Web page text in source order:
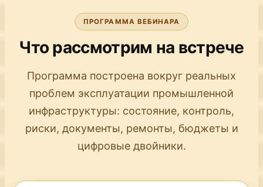
ПРОГРАММА ВЕБИНАРА
Что рассмотрим на встрече
Программа построена вокруг реальных
проблем эксплуатации промышленной
инфраструктуры: состояние, контроль,
риски, документы, ремонты, бюджеты и
цифровые двойники.